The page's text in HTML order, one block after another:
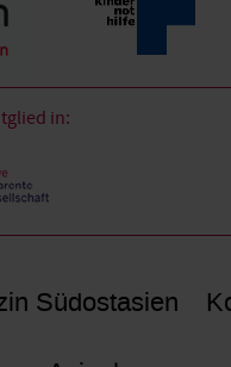
in:
Südostasien